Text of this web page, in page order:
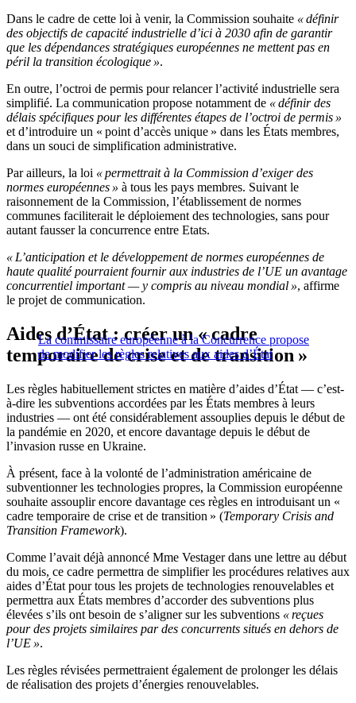
Dans le cadre de cette loi à venir, la Commission souhaite « définir
des objectifs de capacité industrielle d’ici à 2030 afin de garantir
que les dépendances stratégiques européennes ne mettent pas en
péril la transition écologique ».
En outre, l’octroi de permis pour relancer l’activité industrielle sera
simplifié. La communication propose notamment de « définir des
délais spécifiques pour les différentes étapes de l’octroi de permis »
et d’introduire un « point d’accès unique » dans les États membres,
dans un souci de simplification administrative.
Par ailleurs, la loi « permettrait à la Commission d’exiger des
normes européennes » à tous les pays membres. Suivant le
raisonnement de la Commission, l’établissement de normes
communes faciliterait le déploiement des technologies, sans pour
autant fausser la concurrence entre Etats.
« L’anticipation et le développement de normes européennes de
haute qualité pourraient fournir aux industries de l’UE un avantage
concurrentiel important — y compris au niveau mondial », affirme
le projet de communication.
La commissaire européenne à la Concurrence propose
de modifier les règles relatives aux aides d’État
Aides d’État : créer un « cadre
temporaire de crise et de transition »
Les règles habituellement strictes en matière d’aides d’État — c’est-
à-dire les subventions accordées par les États membres à leurs
industries — ont été considérablement assouplies depuis le début de
la pandémie en 2020, et encore davantage depuis le début de
l’invasion russe en Ukraine.
À présent, face à la volonté de l’administration américaine de
subventionner les technologies propres, la Commission européenne
souhaite assouplir encore davantage ces règles en introduisant un «
cadre temporaire de crise et de transition » (Temporary Crisis and
Transition Framework).
Comme l’avait déjà annoncé Mme Vestager dans une lettre au début
du mois, ce cadre permettra de simplifier les procédures relatives aux
aides d’État pour tous les projets de technologies renouvelables et
permettra aux États membres d’accorder des subventions plus
élevées s’ils ont besoin de s’aligner sur les subventions « reçues
pour des projets similaires par des concurrents situés en dehors de
l’UE ».
Les règles révisées permettraient également de prolonger les délais
de réalisation des projets d’énergies renouvelables.